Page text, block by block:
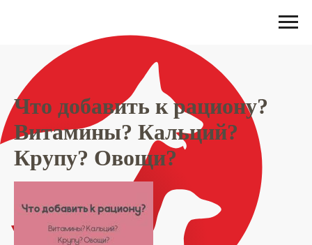
Что добавить к рациону?
Витамины? Кальций?
Крупу? Овощи?